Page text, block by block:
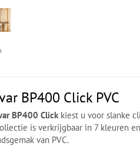
BP400 Click PVC
BP400 Click kiest u voor slanke
is verkrijgbaar in 7 kleuren
van PVC.